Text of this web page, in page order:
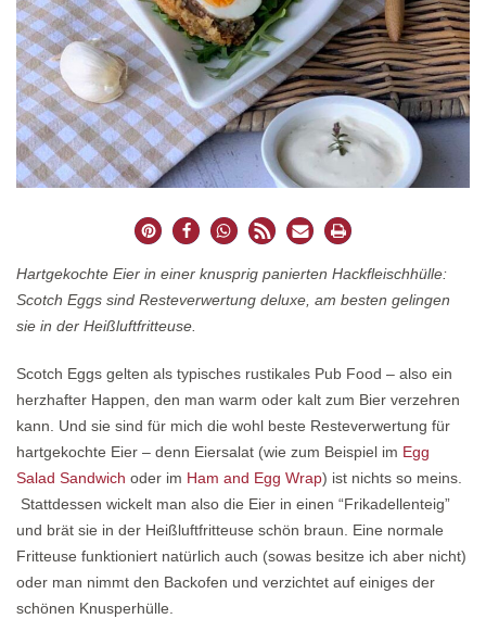
Hartgekochte Eier in einer knusprig panierten Hackfleischhülle:
Scotch Eggs sind Resteverwertung deluxe, am besten gelingen
sie in der Heißluftfritteuse.
Scotch Eggs gelten als typisches rustikales Pub Food – also ein
herzhafter Happen, den man warm oder kalt zum Bier verzehren
kann. Und sie sind für mich die wohl beste Resteverwertung für
hartgekochte Eier – denn Eiersalat (wie zum Beispiel im Egg
Salad Sandwich oder im Ham and Egg Wrap) ist nichts so meins.
Stattdessen wickelt man also die Eier in einen “Frikadellenteig”
und brät sie in der Heißluftfritteuse schön braun. Eine normale
Fritteuse funktioniert natürlich auch (sowas besitze ich aber nicht)
oder man nimmt den Backofen und verzichtet auf einiges der
schönen Knusperhülle.